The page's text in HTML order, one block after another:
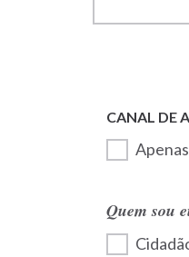
Quem sou